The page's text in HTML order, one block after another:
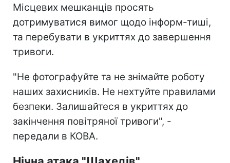
Місцевих мешканців просять
дотримуватися вимог щодо інформ-тиші,
та перебувати в укриттях до завершення
тривоги.
"Не фотографуйте та не знімайте роботу
наших захисників. Не нехтуйте правилами
безпеки. Залишайтеся в укриттях до
закінчення повітряної тривоги", -
передали в КОВА.